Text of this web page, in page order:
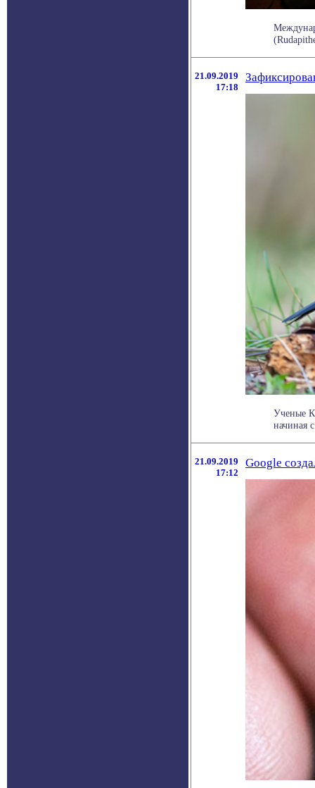
21.09.2019
17:18
Ученые
начиная
21.09.2019
17:12
Google